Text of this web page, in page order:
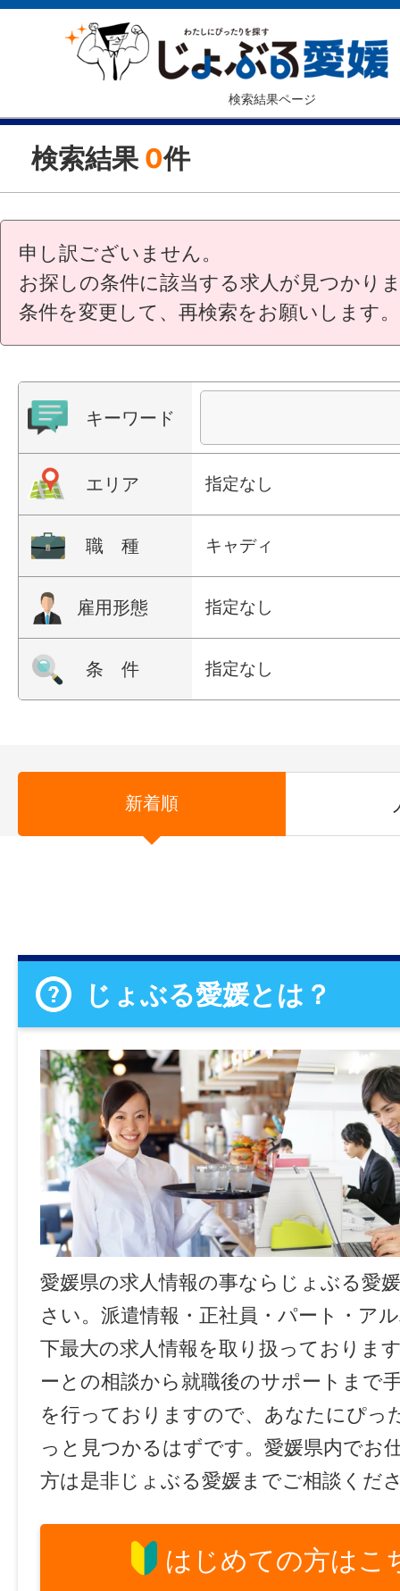
検索結果ページ
検索結果 0件
申し訳ございません。
お探しの条件に該当する求人が見つかり
条件を変更して、再検索をお願いします。
キーワード
エリア 指定なし
職 種 キャディ
雇用形態 指定なし
条 件 指定なし
新着順
じょぶる愛媛とは？
愛媛県の求人情報の事ならじょぶる愛
さい。派遣情報・正社員・パート・ア
下最大の求人情報を取り扱っておりま
ーとの相談から就職後のサポートまで
を行っておりますので、あなたにぴっ
っと見つかるはずです。愛媛県内でお
方は是非じょぶる愛媛までご相談くだ
はじめての方はこ